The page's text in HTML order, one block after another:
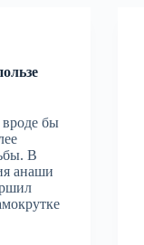
бы
В
анаши